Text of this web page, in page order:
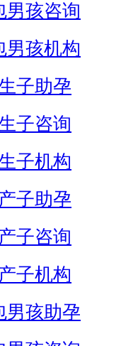
男孩咨询
男孩机构
子助孕
子咨询
子机构
子助孕
子咨询
子机构
男孩助孕